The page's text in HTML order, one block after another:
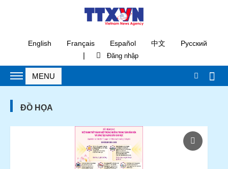
English Français Español 中文 Русский
|
ĐỒ HỌA